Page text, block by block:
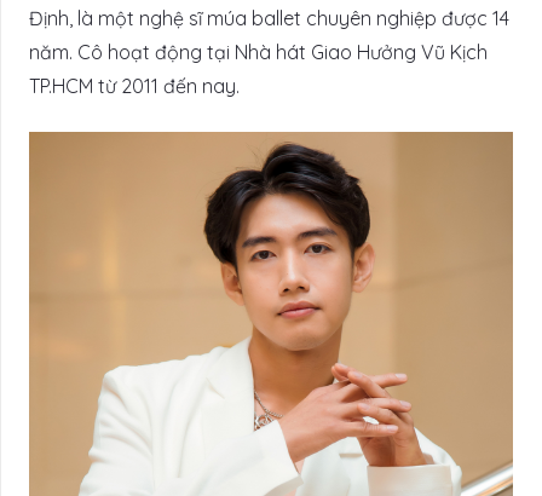
Định, là một nghệ sĩ múa ballet chuyên nghiệp được 14
năm. Cô hoạt động tại Nhà hát Giao Hưởng Vũ Kịch
TP.HCM từ 2011 đến nay.